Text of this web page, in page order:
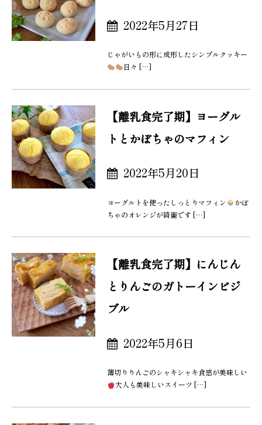
2022年5月27日
じゃがいもの形に成形したシンプルクッキー
日々 […]
【離乳食完了期】ヨーグル
トとかぼちゃのマフィン
2022年5月20日
ヨーグルトを使ったしっとりマフィン
かぼ
ちゃのオレンジが綺麗です […]
【離乳食完了期】にんじん
とりんごのガトーインビジ
ブル
2022年5月6日
薄切りりんごのシャキシャキ食感が美味しい
大人も美味しいスイーツ […]